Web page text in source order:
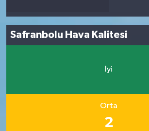
Safranbolu Hava Kalitesi
İyi
Orta
2